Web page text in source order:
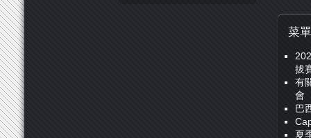
菜單
拔
有
會
巴
夏